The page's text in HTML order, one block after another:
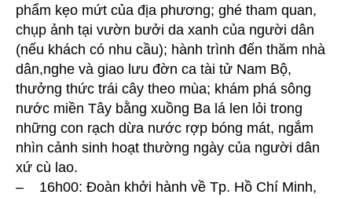
phẩm kẹo mứt của địa phương; ghé tham quan,
chụp ảnh tại vườn bưởi da xanh của người dân
(nếu khách có nhu cầu); hành trình đến thăm nhà
dân,nghe và giao lưu đờn ca tài tử Nam Bộ,
thưởng thức trái cây theo mùa; khám phá sông
nước miền Tây bằng xuồng Ba lá len lỏi trong
những con rạch dừa nước rợp bóng mát, ngắm
nhìn cảnh sinh hoạt thường ngày của người dân
xứ cù lao.
– 16h00: Đoàn khởi hành về Tp. Hồ Chí Minh,